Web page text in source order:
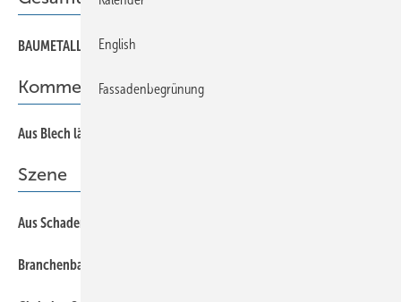
BAUMETALL 07/2025 als PDF
Kommentar
Aus Blech lässt sich alles machen!
Szene
Aus Schaden wird man klug –Bauschadenseminar 2026
Branchenbarometer Top + Flop
English
Fassadenbegrünung